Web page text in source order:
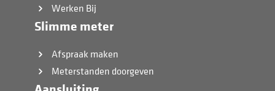
Werken Bij
Slimme meter
Afspraak maken
Meterstanden doorgeven